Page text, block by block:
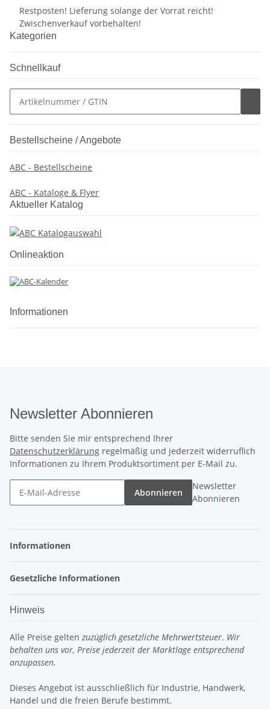
Restposten! Lieferung solange der Vorrat reicht!
Zwischenverkauf vorbehalten!
Kategorien
Schnellkauf
Bestellscheine / Angebote
ABC - Bestellscheine
ABC - Kataloge & Flyer
Aktueller Katalog
Onlineaktion
Informationen
Newsletter Abonnieren
Bitte senden Sie mir entsprechend Ihrer
Datenschutzerklärung regelmäßig und jederzeit widerruflich
Informationen zu Ihrem Produktsortiment per E-Mail zu.
Abonnieren
Newsletter
Abonnieren
Informationen
Gesetzliche Informationen
Hinweis
Alle Preise gelten zuzüglich gesetzliche Mehrwertsteuer. Wir
behalten uns vor, Preise jederzeit der Marktlage entsprechend
anzupassen.
Dieses Angebot ist ausschließlich für Industrie, Handwerk,
Handel und die freien Berufe bestimmt.